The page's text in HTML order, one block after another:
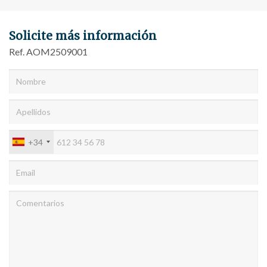
Solicite más información
Ref. AOM2509001
+34